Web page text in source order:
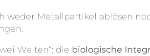
weder Metallpartikel ablösen
Welten“: die biologische